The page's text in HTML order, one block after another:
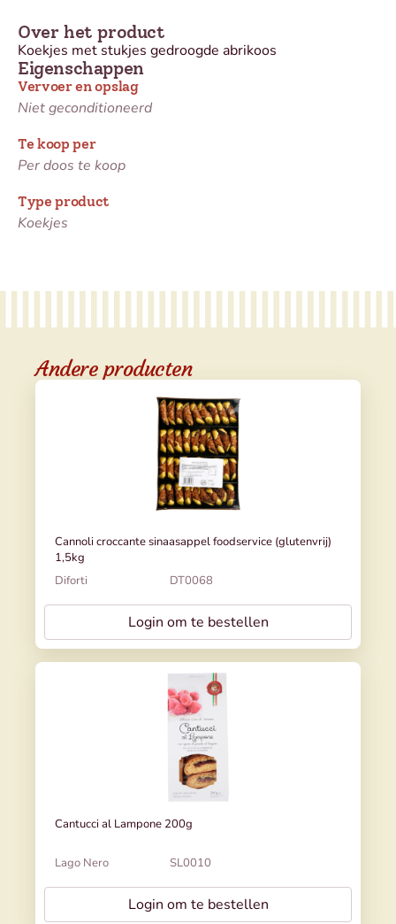
Eigenschappen
Vervoer en opslag
Niet geconditioneerd
Te koop per
Per doos te koop
Type product
Koekjes
Over het product
Koekjes met stukjes gedroogde abrikoos
Andere producten
Cannoli croccante sinaasappel foodservice (glutenvrij)
1,5kg
Diforti
DT0068
Login om te bestellen
Cantucci al Lampone 200g
Lago Nero SL0010
Login om te bestellen